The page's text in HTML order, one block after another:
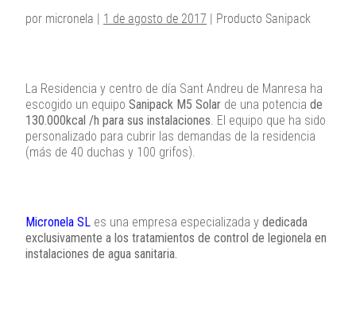
por micronela | 1 de agosto de 2017 | Producto Sanipack
La Residencia y centro de día Sant Andreu de Manresa ha
escogido un equipo Sanipack M5 Solar de una potencia de
130.000kcal /h para sus instalaciones. El equipo que ha sido
personalizado para cubrir las demandas de la residencia
(más de 40 duchas y 100 grifos).
Micronela SL es una empresa especializada y dedicada
exclusivamente a los tratamientos de control de legionela en
instalaciones de agua sanitaria.